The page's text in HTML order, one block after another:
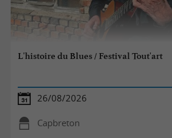
L'histoire du Blues / Festival Tout'art
26/08/2026
Capbreton